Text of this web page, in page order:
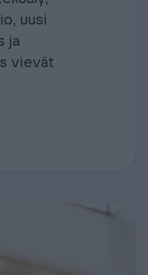
uusi
ja
vievät